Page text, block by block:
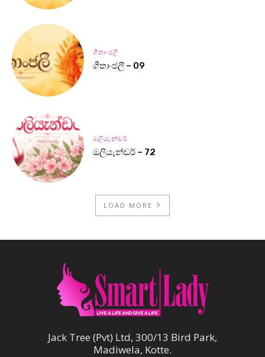
ගීතාංජලී
ගීතාංජලී – 09
ඔලියැන්ඩර්
ඔලියැන්ඩර් – 72
LOAD MORE
Jack Tree (Pvt) Ltd, 300/13 Bird Park,
Madiwela, Kotte.